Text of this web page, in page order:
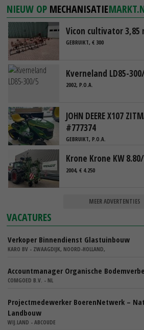
NIEUW OP MECHANISATIE
Vicon cultivator 3,85
GEBRUIKT, € 300
Kverneland LD85-
2002, P.O.A.
JOHN DEERE X107
#777374
GEBRUIKT, P.O.A.
Krone Krone KW
2004, € 4.250
MEER ADVERTENTIES
VACATURES
Verkoper Binnendienst Glastuinbouw
KARO BV - ZWAAGDIJK, NOORD-HOLLAND,
Accountmanager Organische
COMGOED B.V. - NL
Projectmedewerker BoerenNetwerk –
Landbouw
WIJ.LAND - ABCOUDE